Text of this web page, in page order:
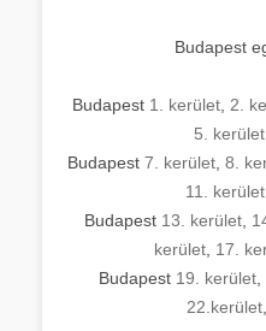
Budapest
Budapest 1. kerület 2.
5. kerület
Budapest 7. kerület 8.
11. kerület,
Budapest 13. kerület,
kerület, 17.
Budapest 19. kerület,
22.kerület